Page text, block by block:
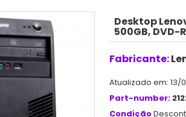
Desktop
500GB, DVD-
Fabricante:
Atualizado em: 13/
Part-number:
Condição